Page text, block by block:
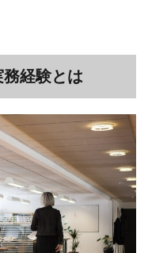
経験とは